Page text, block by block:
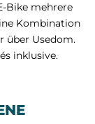
Bike mehrere
Kombination
über Usedom.
inklusive.